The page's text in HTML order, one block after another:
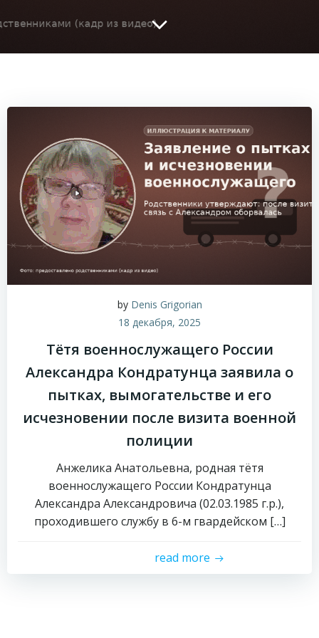
by Denis Grigorian
18 декабря, 2025
Тётя военнослужащего России
Александра Кондратунца заявила о
пытках, вымогательстве и его
исчезновении после визита военной
полиции
Анжелика Анатольевна, родная тётя
военнослужащего России Кондратунца
Александра Александровича (02.03.1985 г.р.),
проходившего службу в 6-м гвардейском […]
read more